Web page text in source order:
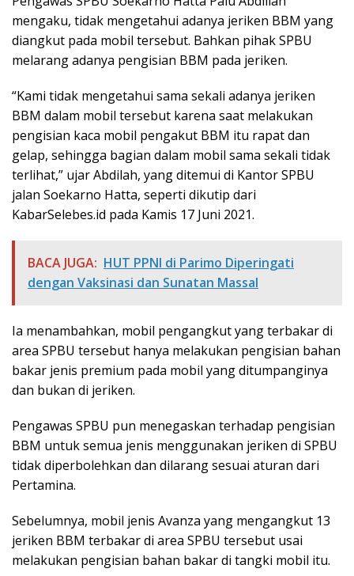
mengaku, tidak mengetahui adanya jeriken BBM yang
diangkut pada mobil tersebut. Bahkan pihak SPBU
melarang adanya pengisian BBM pada jeriken.
“Kami tidak mengetahui sama sekali adanya jeriken
BBM dalam mobil tersebut karena saat melakukan
pengisian kaca mobil pengakut BBM itu rapat dan
gelap, sehingga bagian dalam mobil sama sekali tidak
terlihat,” ujar Abdilah, yang ditemui di Kantor SPBU
jalan Soekarno Hatta, seperti dikutip dari
KabarSelebes.id pada Kamis 17 Juni 2021.
BACA JUGA: HUT PPNI di Parimo Diperingati
dengan Vaksinasi dan Sunatan Massal
Ia menambahkan, mobil pengangkut yang terbakar di
area SPBU tersebut hanya melakukan pengisian bahan
bakar jenis premium pada mobil yang ditumpanginya
dan bukan di jeriken.
Pengawas SPBU pun menegaskan terhadap pengisian
BBM untuk semua jenis menggunakan jeriken di SPBU
tidak diperbolehkan dan dilarang sesuai aturan dari
Pertamina.
Sebelumnya, mobil jenis Avanza yang mengangkut 13
jeriken BBM terbakar di area SPBU tersebut usai
melakukan pengisian bahan bakar di tangki mobil itu.